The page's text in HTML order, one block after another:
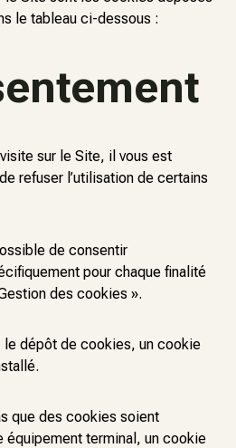
le tableau ci-dessous :
sur le Site, il vous est
refuser l’utilisation de certains
de consentir
pour chaque finalité
des cookies ».
dépôt de cookies, un cookie
que des cookies soient
équipement terminal, un cookie